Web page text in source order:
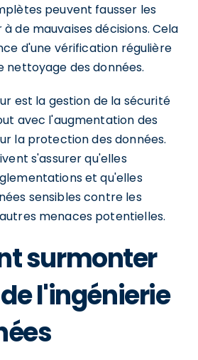
peuvent fausser les
de mauvaises décisions. Cela
d'une vérification régulière
nettoyage des données.
est la gestion de la sécurité
avec l'augmentation des
la protection des données.
s'assurer qu'elles
et qu'elles
sensibles contre les
menaces potentielles.
surmonter
l'ingénierie